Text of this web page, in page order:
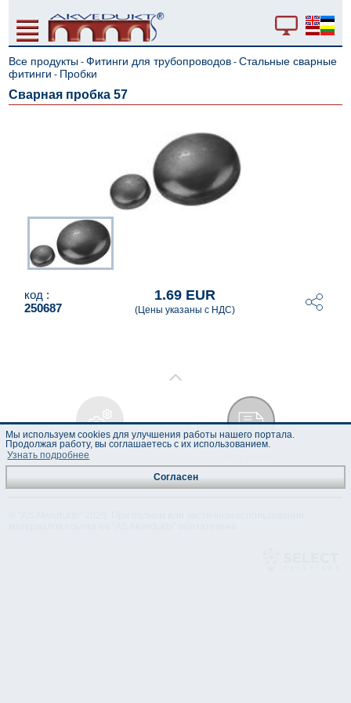
Все продукты -Фитинги для трубопроводов -Стальные сварные
фитинги - Пробки
Сварная пробка 57
код :
250687
1.69 EUR
(Цены указаны с НДС)
Техническая
спецификация
Мы используем cookies для улучшения работы нашего портала.
Продолжая работу, вы соглашаетесь с их использованием.
Узнать подробнее
Согласен